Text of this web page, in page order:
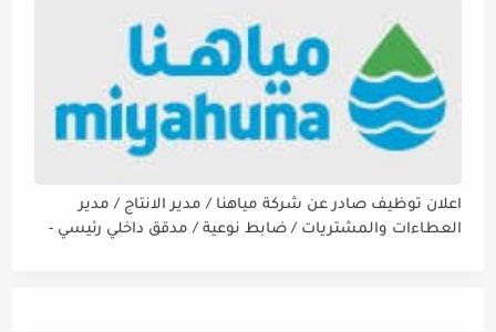
اعلان توظيف صادر عن شركة مياهنا / مدير الانتاج / مدير
العطاءات والمشتريات / ضابط نوعية / مدقق داخلي رئيسي -